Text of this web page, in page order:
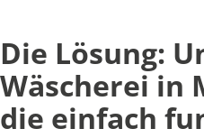
Die Lösung:
Wäscherei in
die einfach